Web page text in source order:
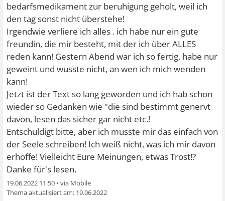
bedarfsmedikament zur beruhigung geholt, weil ich
den tag sonst nicht überstehe!
Irgendwie verliere ich alles . ich habe nur ein gute
freundin, die mir besteht, mit der ich über ALLES
reden kann! Gestern Abend war ich so fertig, habe nur
geweint und wusste nicht, an wen ich mich wenden
kann!
Jetzt ist der Text so lang geworden und ich hab schon
wieder so Gedanken wie "die sind bestimmt genervt
davon, lesen das sicher gar nicht etc.!
Entschuldigt bitte, aber ich musste mir das einfach von
der Seele schreiben! Ich weiß nicht, was ich mir davon
erhoffe! Vielleicht Eure Meinungen, etwas Trost!?
Danke für's lesen.
19.06.2022 11:50 •
19.06.2022